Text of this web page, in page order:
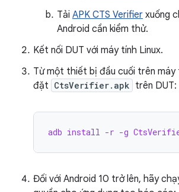
Tải APK CTS Verifier xuống
Android cần kiểm thử.
Kết nối DUT với máy tính Linux.
Từ một thiết bị đầu cuối trên máy
đặt CtsVerifier.apk trên DUT:
adb install -r -g
Đối với Android 10 trở lên, hãy